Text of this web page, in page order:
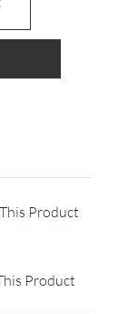
Product
Product